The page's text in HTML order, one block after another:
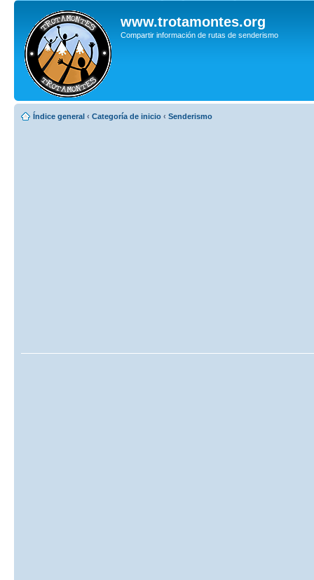
www.trotamontes.org
Compartir información de rutas de senderismo
Índice general ‹ Categoría de inicio ‹ Senderismo